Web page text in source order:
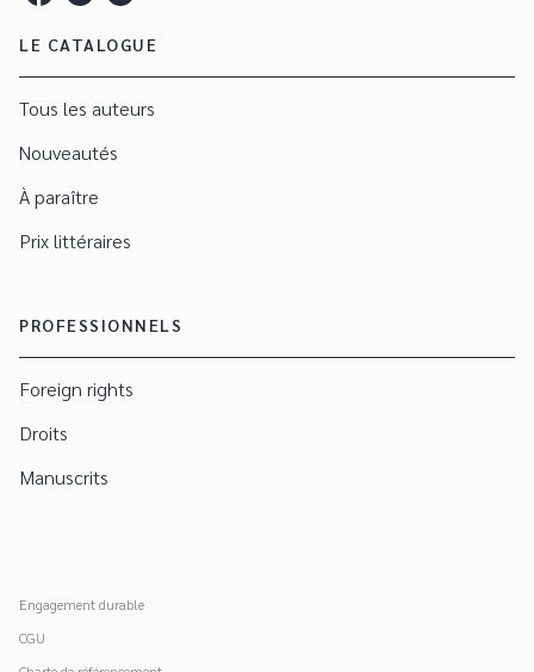
LE CATALOGUE
Tous les auteurs
Nouveautés
À paraître
Prix littéraires
PROFESSIONNELS
Foreign rights
Droits
Manuscrits
Engagement durable
CGU